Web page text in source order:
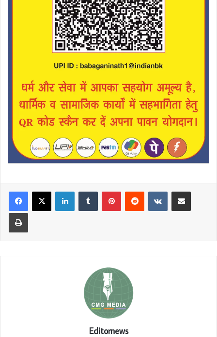
LinkedInTumblr PinterestReddit VKontakteShare via Email
Print
Editornews